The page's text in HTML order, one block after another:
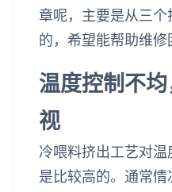
章呢，主要是从三
的，希望能帮助维修
温度控制不
视
冷喂料挤出工艺对
是比较高的。通常